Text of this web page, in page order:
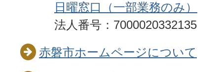
日曜窓口（一部業務のみ）
法人番号：7000020332135
赤磐市ホームページについて